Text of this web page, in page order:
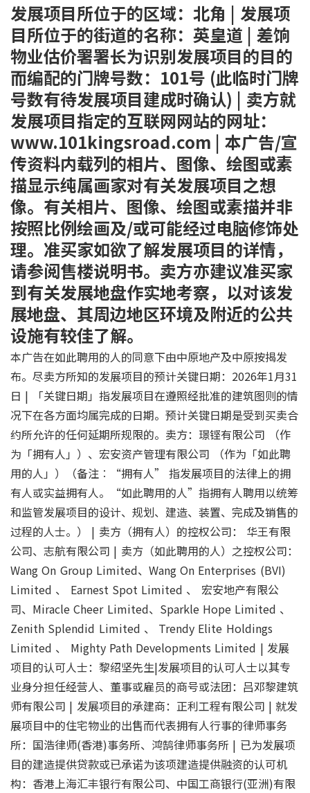
发展项目所位于的区域：北角 | 发展项
目所位于的街道的名称：英皇道 | 差饷
物业估价署署长为识别发展项目的目的
而编配的门牌号数：101号 (此临时门牌
号数有待发展项目建成时确认) | 卖方就
发展项目指定的互联网网站的网址：
www.101kingsroad.com | 本广告/宣
传资料内载列的相片、图像、绘图或素
描显示纯属画家对有关发展项目之想
像。有关相片、图像、绘图或素描并非
按照比例绘画及/或可能经过电脑修饰处
理。准买家如欲了解发展项目的详情，
请参阅售楼说明书。卖方亦建议准买家
到有关发展地盘作实地考察，以对该发
展地盘、其周边地区环境及附近的公共
设施有较佳了解。
本广告在如此聘用的人的同意下由中原地产及中原按揭发
布。尽卖方所知的发展项目的预计关键日期：2026年1月31
日 | 「关键日期」指发展项目在遵照经批准的建筑图则的情
况下在各方面均属完成的日期。预计关键日期是受到买卖合
约所允许的任何延期所规限的。卖方：璟铿有限公司 （作
为「拥有人」）、宏安资产管理有限公司 （作为「如此聘
用的人」）（备注︰“拥有人” 指发展项目的法律上的拥
有人或实益拥有人。“如此聘用的人”指拥有人聘用以统筹
和监管发展项目的设计、规划、建造、装置、完成及销售的
过程的人士。） | 卖方（拥有人）的控权公司： 华王有限
公司、志航有限公司 | 卖方（如此聘用的人）之控权公司：
Wang On Group Limited、Wang On Enterprises (BVI)
Limited 、 Earnest Spot Limited 、 宏安地产有限公
司、Miracle Cheer Limited、Sparkle Hope Limited 、
Zenith Splendid Limited 、 Trendy Elite Holdings
Limited 、 Mighty Path Developments Limited | 发展
项目的认可人士：黎绍坚先生|发展项目的认可人士以其专
业身分担任经营人、董事或雇员的商号或法团：吕邓黎建筑
师有限公司 | 发展项目的承建商：正利工程有限公司 | 就发
展项目中的住宅物业的出售而代表拥有人行事的律师事务
所：国浩律师(香港)事务所、鸿鹄律师事务所 | 已为发展项
目的建造提供贷款或已承诺为该项建造提供融资的认可机
构：香港上海汇丰银行有限公司、中国工商银行(亚洲)有限